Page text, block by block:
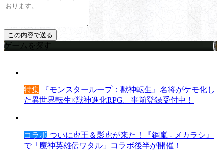
ゲームを探す
特集 『モンスターループ：獣神転生』名将がケモ化し
た異世界転生×獣神進化RPG。事前登録受付中！
コラボ ついに虎王＆影虎が来た！『鋼嵐 - メカラシ』
で「魔神英雄伝ワタル」コラボ後半が開催！